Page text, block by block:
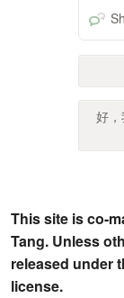
好
This site is co-
Tang. Unless
released under
license.